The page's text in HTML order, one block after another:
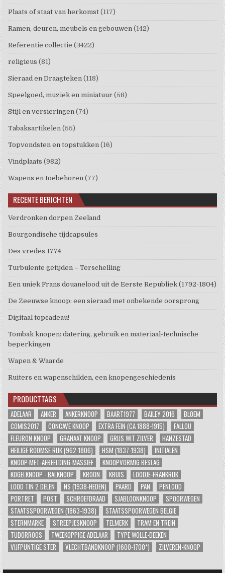
Plaats of staat van herkomst (117)
Ramen, deuren, meubels en gebouwen (142)
Referentie collectie (3422)
religieus (81)
Sieraad en Draagteken (118)
Speelgoed, muziek en miniatuur (58)
Stijl en versieringen (74)
Tabaksartikelen (55)
Topvondsten en topstukken (16)
Vindplaats (982)
Wapens en toebehoren (77)
RECENTE BERICHTEN
Verdronken dorpen Zeeland
Bourgondische tijdcapsules
Des vredes 1774
Turbulente getijden – Terschelling
Een uniek Frans douanelood uit de Eerste Republiek (1792-1804)
De Zeeuwse knoop: een sieraad met onbekende oorsprong
Digitaal topcadeau!
Tombak knopen: datering, gebruik en materiaal-technische
beperkingen
Wapen & Waarde
Ruiters en wapenschilden, een knopengeschiedenis
PRODUCTTAGS
ADELAAR ANKER ANKERKNOOP BAART1977 BAILEY 2016
BLOEM
COMIS2017
CONCAVE KNOOP EXTRA FEIN (CA 1888-1915)
FALLOU
FLEURON KNOOP
GRANAAT KNOOP GRIJS WIT ZILVER
HANZESTAD
HEILIGE ROOMSE RIJK (962-1806)
HSM (1837-1938)
INITIALEN
KNOOP-MET-AFBEELDING-MASSIEF
KNOOPVORMIG BESLAG
KOGELKNOOP - BALKNOOP
KROON KRUIS
LOODJE-FRANKRIJK
LOOD TIN 2 DELEN
NS (1938-HEDEN) PAARD PAN
PENLOOD
PORTRET
POST SCHROEFDRAAD SJABLOONKNOOP
SPOORWEGEN
STAATSSPOORWEGEN (1863-1938)
STAATSSPOORWEGEN BELGIE
STERNMARKE
STREEPJESKNOOP TELMERK
TRAM EN TREIN
TUDORROOS
TWEEKOPPIGE ADELAAR
TYPE WOLLE-DEEKEN
VIJFPUNTIGE STER
VLECHTBANDKNOOP (1600-1700*) ZILVEREN-KNOOP